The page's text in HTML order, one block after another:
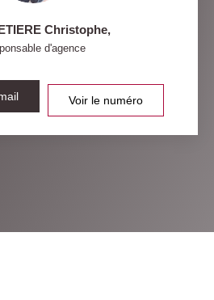
Christophe,
d'agence
Voir le numéro